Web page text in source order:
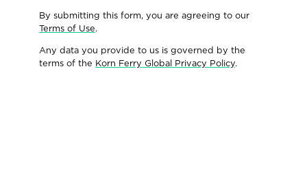
By submitting this form, you are agreeing to our
Terms of Use.
Any data you provide to us is governed by the
terms of the Korn Ferry Global Privacy Policy.